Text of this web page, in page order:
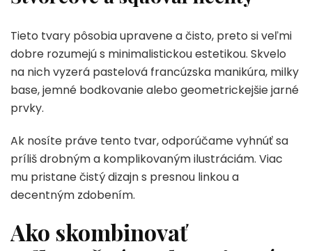
Tieto tvary pôsobia upravene a čisto, preto si veľmi
dobre rozumejú s minimalistickou estetikou. Skvelo
na nich vyzerá pastelová francúzska manikúra, milky
base, jemné bodkovanie alebo geometrickejšie jarné
prvky.
Ak nosíte práve tento tvar, odporúčame vyhnúť sa
príliš drobným a komplikovaným ilustráciám. Viac
mu pristane čistý dizajn s presnou linkou a
decentným zdobením.
Ako skombinovať